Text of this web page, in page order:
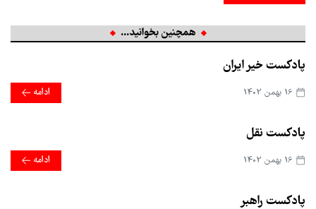
همچنین بخوانید...
پادکست خیر ایران
ادامه
پادکست نقل
ادامه
پادکست راهبر